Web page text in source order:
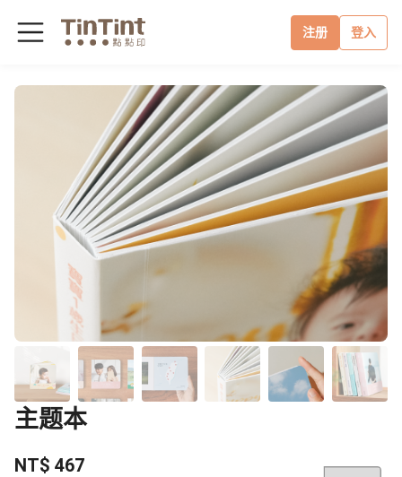
注册 登入
主题本
NT$ 467